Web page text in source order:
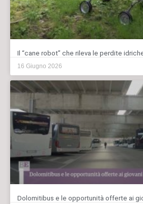
Il “cane robot” che rileva le perdite
16 Giugno 2026
Dolomitibus e le opportunità offerte ai